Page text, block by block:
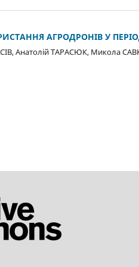
АГРОДРОНІВ У
Анатолій ТАРАСЮК, Микола